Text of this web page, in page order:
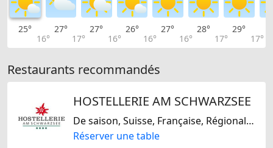
25°
16°
27°
17°
27°
16°
26°
16°
27°
16°
28°
17°
29°
17°
Restaurants recommandés
HOSTELLERIE AM SCHWARZSEE
De saison, Suisse, Française, Régionale, Internationale, Italienne
Réserver une table